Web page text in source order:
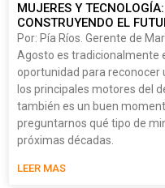
MUJERES Y
CONSTRUYENDO EL
Por: Pía Ríos. Gerente de
Agosto es tradicionalmente
oportunidad para reconocer
los principales motores del
también es un buen
preguntarnos qué tipo de
próximas décadas.
LEER MAS